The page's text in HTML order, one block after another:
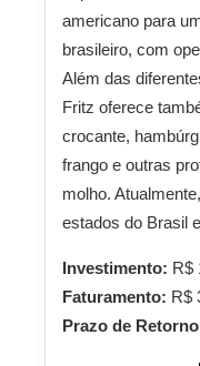
americano para
brasileiro, com
Além das
Fritz oferece
crocante,
frango e outras
molho.
estados do Brasil
Investimento: R$
Faturamento: R$
Prazo de